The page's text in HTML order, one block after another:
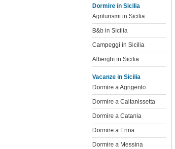
Dormire in Sicilia
Agriturismi in Sicilia
B&b in Sicilia
Campeggi in Sicilia
Alberghi in Sicilia
Vacanze in Sicilia
Dormire a Agrigento
Dormire a Caltanissetta
Dormire a Catania
Dormire a Enna
Dormire a Messina